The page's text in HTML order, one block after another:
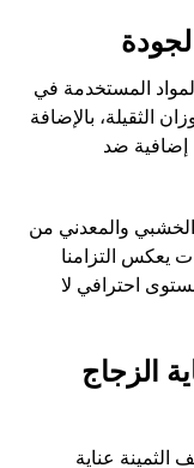
المستخدمة في
الثقيلة، بالإضافة
إضافية ضد
والمعدني من
يعكس التزامنا
احترافي لا
الزجاج
عناية